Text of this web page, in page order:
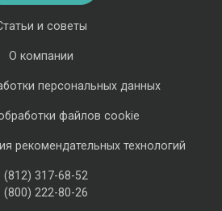
и советы
О компании
персональных данных
файлов cookie
рекомендательных технологий
(812) 317-68-52
(800) 222-80-26